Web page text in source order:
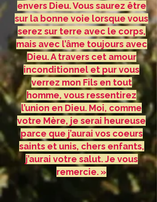
envers Dieu. Vous saurez être
sur la bonne voie lorsque vous
serez sur terre avec le corps,
mais avec l’âme toujours avec
Dieu. A travers cet amour
inconditionnel et pur vous
verrez mon Fils en tout
homme, vous ressentirez
l’union en Dieu. Moi, comme
votre Mère, je serai heureuse
parce que j’aurai vos coeurs
saints et unis, chers enfants,
j’aurai votre salut. Je vous
remercie. »